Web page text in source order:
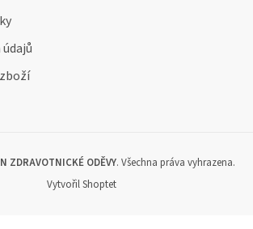
Vytvořil Shoptet
ZDRAVOTNICKÉ ODĚVY. Všechna práva vyhrazena.